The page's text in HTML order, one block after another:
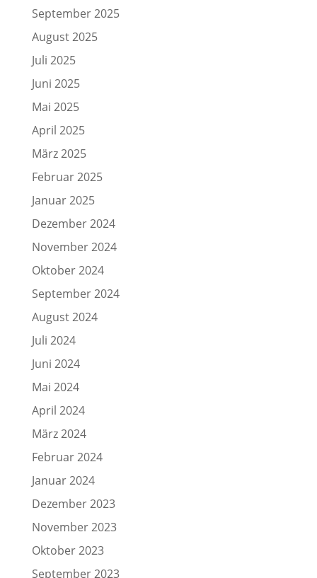
September 2025
August 2025
Juli 2025
Juni 2025
Mai 2025
April 2025
März 2025
Februar 2025
Januar 2025
Dezember 2024
November 2024
Oktober 2024
September 2024
August 2024
Juli 2024
Juni 2024
Mai 2024
April 2024
März 2024
Februar 2024
Januar 2024
Dezember 2023
November 2023
Oktober 2023
September 2023